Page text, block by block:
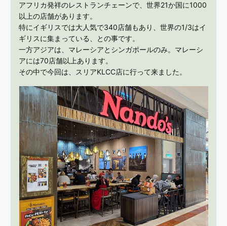
アフリカ発祥のレストランチェーンで、世界21か国に1000
以上の店舗があります。
特にイギリスでは大人気で340店舗もあり、世界の1/3はイ
ギリスに集まっている、との事です。
一方アジアは、マレーシアとシンガポールのみ。マレーシ
アには70店舗以上あります。
その中で今回は、スリアKLCC店に行って来ました。